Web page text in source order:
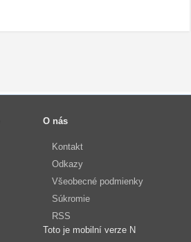
O nás
Kontakt
Odkazy
Všeobecné podmienky
Súkromie
RSS
Toto je mobilní verze N